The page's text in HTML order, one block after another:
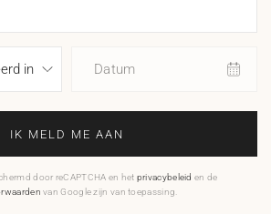
Datum
IK MELD ME AAN
door reCAPTCHA en het privacybeleid en de
van Google zijn van toepassing.